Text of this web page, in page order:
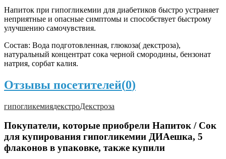
Напиток при гипогликемии для диабетиков быстро устраняет
неприятные и опасные симптомы и способствует быстрому
улучшению самочувствия.
Состав: Вода подготовленная, глюкоза( декстроза),
натуральный концентрат сока черной смородины, бензонат
натрия, сорбат калия.
Отзывы посетителей(0)
гипогликемиядекстроДекстроза
Покупатели, которые приобрели Напиток / Сок
для купирования гипогликемии ДИАешка, 5
флаконов в упаковке, также купили